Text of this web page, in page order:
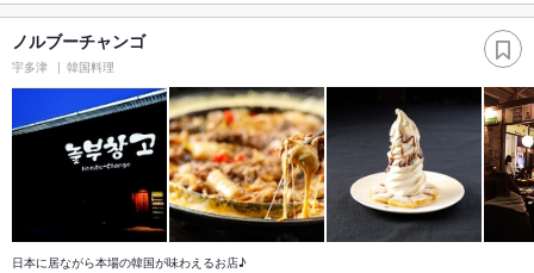
ノルブーチャンゴ
宇多津 韓国料理
日本に居ながら本場の韓国が味わえるお店♪